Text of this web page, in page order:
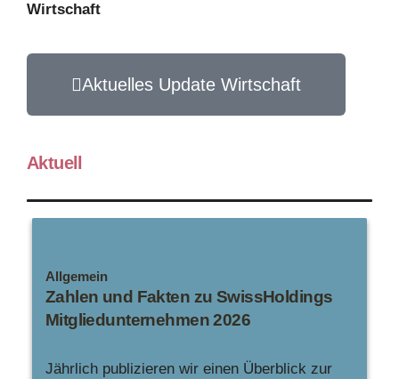
Wirtschaft
Aktuelles Update Wirtschaft
Aktuell
Allgemein
Zahlen und Fakten zu SwissHoldings
Mitgliedunternehmen 2026
Jährlich publizieren wir einen Überblick zur